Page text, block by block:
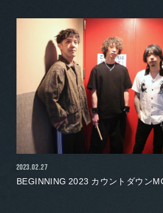
2023.02.27
BEGINNING 2023 カウントダウン